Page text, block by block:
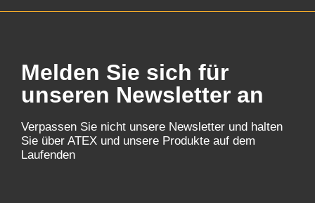
Melden Sie sich für
unseren Newsletter an
Verpassen Sie nicht unsere Newsletter und halten
Sie über ATEX und unsere Produkte auf dem
Laufenden